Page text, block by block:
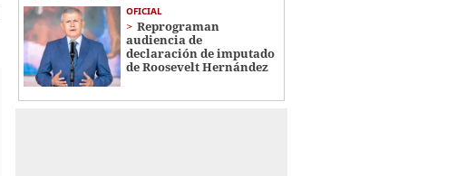
OFICIAL
Reprograman
audiencia de
declaración de imputado
de Roosevelt Hernández